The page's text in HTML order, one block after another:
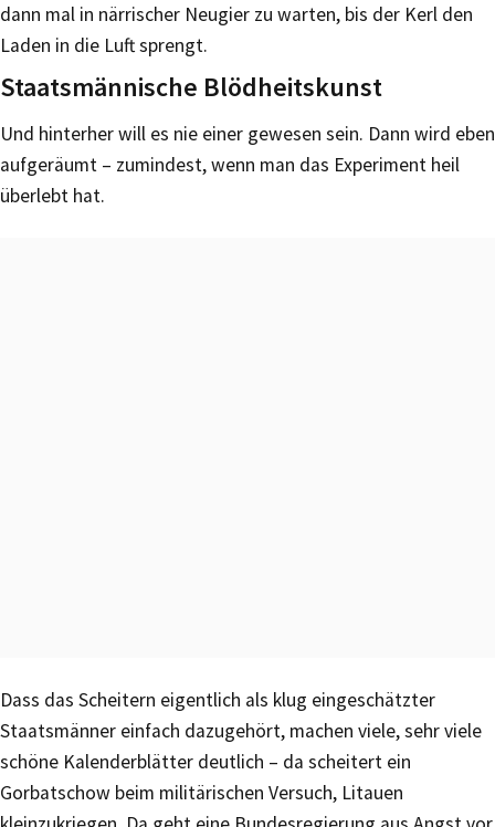
dann mal in närrischer Neugier zu warten, bis der Kerl den
Laden in die Luft sprengt.
Staatsmännische Blödheitskunst
Und hinterher will es nie einer gewesen sein. Dann wird eben
aufgeräumt – zumindest, wenn man das Experiment heil
überlebt hat.
Dass das Scheitern eigentlich als klug eingeschätzter
Staatsmänner einfach dazugehört, machen viele, sehr viele
schöne Kalenderblätter deutlich – da scheitert ein
Gorbatschow beim militärischen Versuch, Litauen